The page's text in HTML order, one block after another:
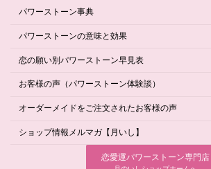
パワーストーン事典
パワーストーンの意味と効果
恋の願い別パワーストーン早見表
お客様の声（パワーストーン体験談）
オーダーメイドをご注文されたお客様の声
ショップ情報メルマガ【月いし】
恋愛運パワーストーン専門店